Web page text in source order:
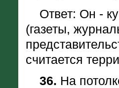
Ответ: Он -
(газеты,
считается
36. Hа